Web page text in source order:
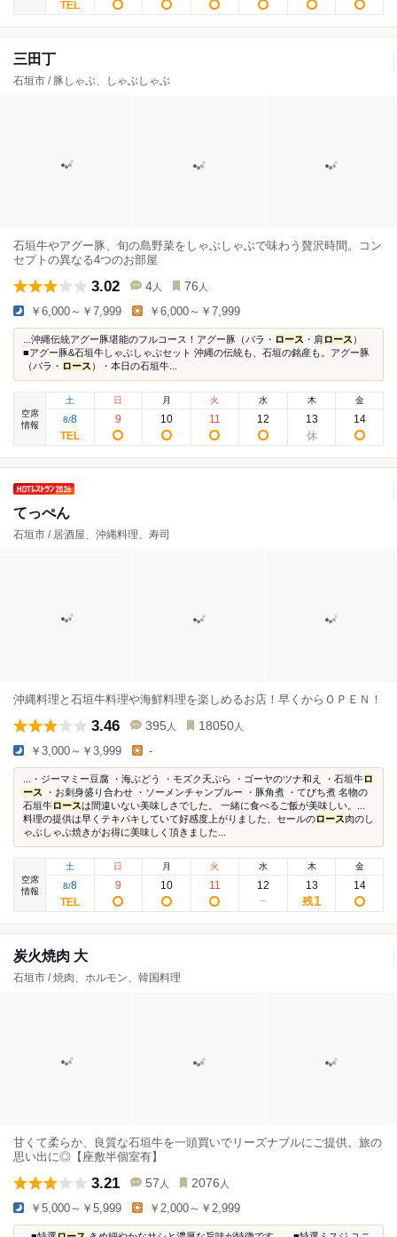
三田丁
石垣市 / 豚しゃぶ、しゃぶしゃぶ
石垣牛やアグー豚、旬の島野菜をしゃぶしゃぶで味わう贅沢時間。コン
セプトの異なる4つのお部屋
3.02 4 人 76 人
￥6,000～￥7,999 ￥6,000～￥7,999
...沖縄伝統アグー豚堪能のフルコース！アグー豚（バラ・ ロース ・肩 ロース ）
■アグー豚&石垣牛しゃぶしゃぶセット 沖縄の伝統も、石垣の銘産も。アグー豚
（バラ・ ロース ）・本日の石垣牛...
空席
情報
土
8/8
日
9
月
10
火
11
水
12
木
13
金
14
てっぺん
石垣市 / 居酒屋、沖縄料理、寿司
沖縄料理と石垣牛料理や海鮮料理を楽しめるお店！早くからＯＰＥＮ！
3.46 395 人 18050 人
￥3,000～￥3,999 -
...・ジーマミー豆腐 ・海ぶどう ・モズク天ぷら ・ゴーヤのツナ和え ・石垣牛ロ
ース ・お刺身盛り合わせ ・ソーメンチャンプルー ・豚角煮 ・てびち煮 名物の
石垣牛ロースは間違いない美味しさでした。 一緒に食べるご飯が美味しい。...
料理の提供は早くテキパキしていて好感度上がりました、セールのロース肉のし
ゃぶしゃぶ焼きがお得に美味しく頂きました...
空席
情報
土
8/8
日
9
月
10
火
11
水
12
木
13
残1
金
14
炭火焼肉 大
石垣市 / 焼肉、ホルモン、韓国料理
甘くて柔らか、良質な石垣牛を一頭買いでリーズナブルにご提供。旅の
思い出に◎【座敷半個室有】
3.21 57 人 2076 人
￥5,000～￥5,999 ￥2,000～￥2,999